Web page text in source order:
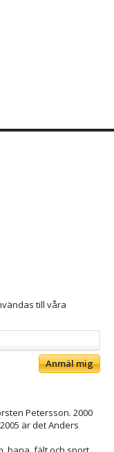
till våra
Anmäl mig
Petersson. 2000
är det Anders